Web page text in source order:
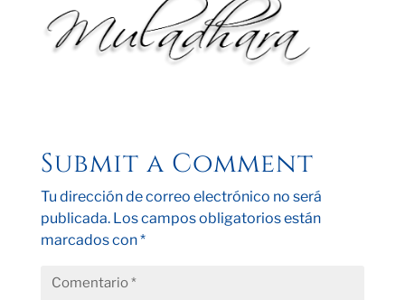
Submit a Comment
Tu dirección de correo electrónico no será
publicada. Los campos obligatorios están
marcados con*